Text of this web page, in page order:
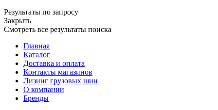
Результаты по запросу
Закрыть
Смотреть все результаты поиска
Главная
Каталог
Доставка и оплата
Контакты магазинов
Лизинг грузовых шин
О компании
Бренды